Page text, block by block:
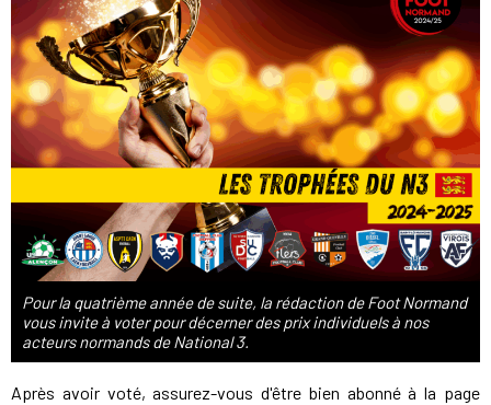
Pour la quatrième année de suite, la rédaction de Foot Normand
vous invite à voter pour décerner des prix individuels à nos
acteurs normands de National 3.
Après avoir voté, assurez-vous d'être bien abonné à la page